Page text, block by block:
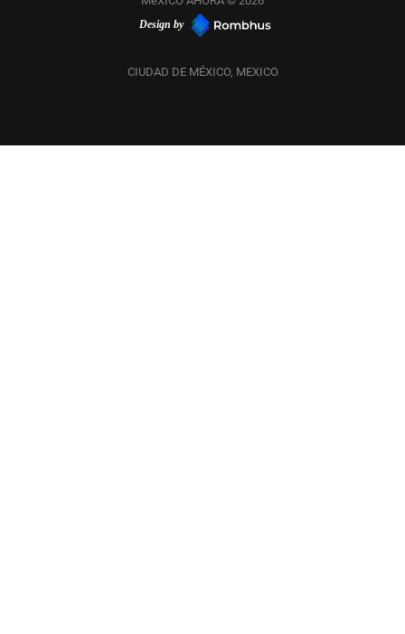
Design by
CIUDAD DE MÉXICO, MEXICO